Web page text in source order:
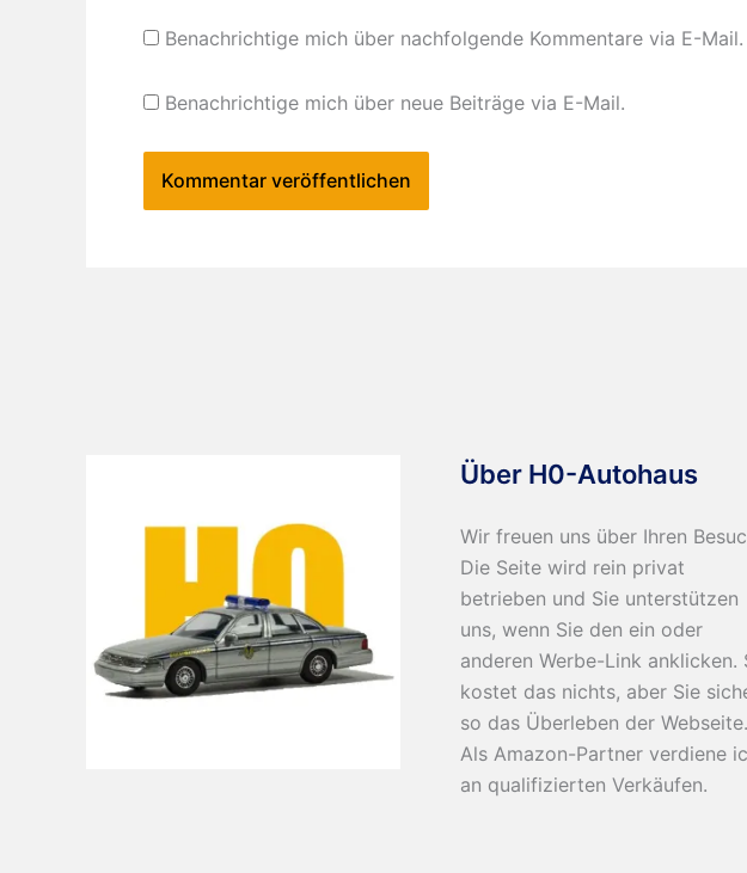
Benachrichtige mich über nachfolgende Kommentare via E-Mail.
Benachrichtige mich über neue Beiträge via E-Mail.
Über H0-Autohaus
Wir freuen uns über Ihren
Die Seite wird rein privat
betrieben und Sie unterstützen
uns, wenn Sie den ein oder
anderen Werbe-Link anklicken.
kostet das nichts, aber Sie
so das Überleben der Webseite.
Als Amazon-Partner verdiene
an qualifizierten Verkäufen.